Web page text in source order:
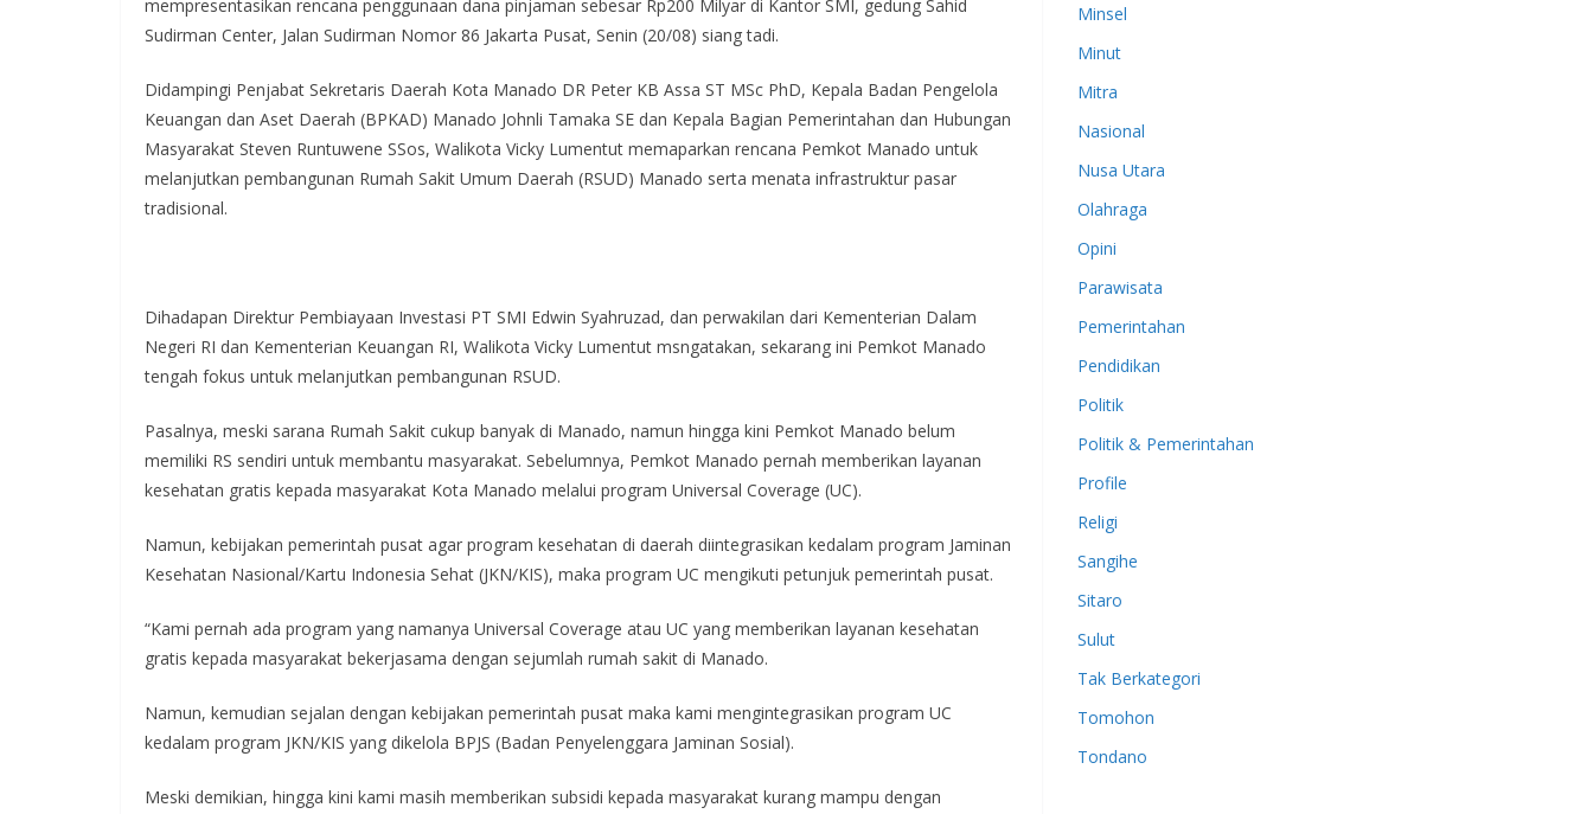
mempresentasikan rencana penggunaan dana pinjaman sebesar Rp200 Milyar di Kantor SMI, gedung Sahid
Sudirman Center, Jalan Sudirman Nomor 86 Jakarta Pusat, Senin (20/08) siang tadi.
Didampingi Penjabat Sekretaris Daerah Kota Manado DR Peter KB Assa ST MSc PhD, Kepala Badan Pengelola
Keuangan dan Aset Daerah (BPKAD) Manado Johnli Tamaka SE dan Kepala Bagian Pemerintahan dan Hubungan
Masyarakat Steven Runtuwene SSos, Walikota Vicky Lumentut memaparkan rencana Pemkot Manado untuk
melanjutkan pembangunan Rumah Sakit Umum Daerah (RSUD) Manado serta menata infrastruktur pasar
tradisional.
Dihadapan Direktur Pembiayaan Investasi PT SMI Edwin Syahruzad, dan perwakilan dari Kementerian Dalam
Negeri RI dan Kementerian Keuangan RI, Walikota Vicky Lumentut msngatakan, sekarang ini Pemkot Manado
tengah fokus untuk melanjutkan pembangunan RSUD.
Pasalnya, meski sarana Rumah Sakit cukup banyak di Manado, namun hingga kini Pemkot Manado belum
memiliki RS sendiri untuk membantu masyarakat. Sebelumnya, Pemkot Manado pernah memberikan layanan
kesehatan gratis kepada masyarakat Kota Manado melalui program Universal Coverage (UC).
Namun, kebijakan pemerintah pusat agar program kesehatan di daerah diintegrasikan kedalam program Jaminan
Kesehatan Nasional/Kartu Indonesia Sehat (JKN/KIS), maka program UC mengikuti petunjuk pemerintah pusat.
“Kami pernah ada program yang namanya Universal Coverage atau UC yang memberikan layanan kesehatan
gratis kepada masyarakat bekerjasama dengan sejumlah rumah sakit di Manado.
Namun, kemudian sejalan dengan kebijakan pemerintah pusat maka kami mengintegrasikan program UC
kedalam program JKN/KIS yang dikelola BPJS (Badan Penyelenggara Jaminan Sosial).
Meski demikian, hingga kini kami masih memberikan subsidi kepada masyarakat kurang mampu dengan
Minsel
Minut
Mitra
Nasional
Nusa Utara
Olahraga
Opini
Parawisata
Pemerintahan
Pendidikan
Politik
Politik & Pemerintahan
Profile
Religi
Sangihe
Sitaro
Sulut
Tak Berkategori
Tomohon
Tondano